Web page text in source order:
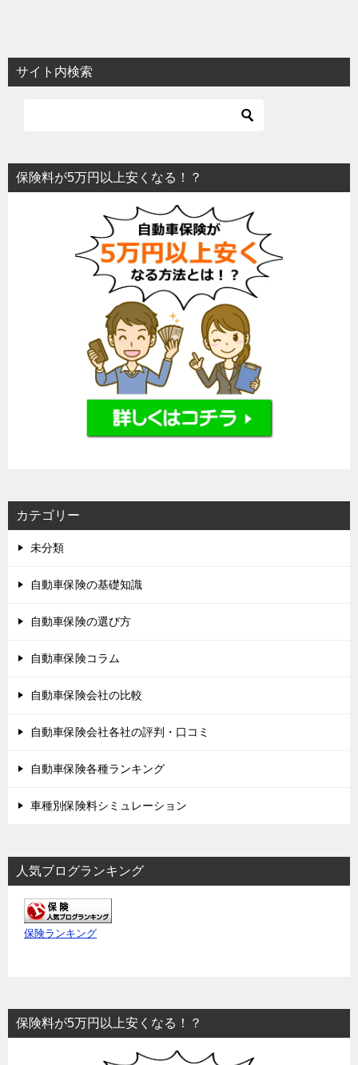
サイト内検索
保険料が5万円以上安くなる！？
カテゴリー
未分類
自動車保険の基礎知識
自動車保険の選び方
自動車保険コラム
自動車保険会社の比較
自動車保険会社各社の評判・口コミ
自動車保険各種ランキング
車種別保険料シミュレーション
人気ブログランキング
保険ランキング
保険料が5万円以上安くなる！？